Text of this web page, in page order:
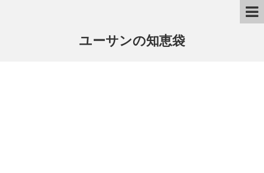
ユーサンの知恵袋